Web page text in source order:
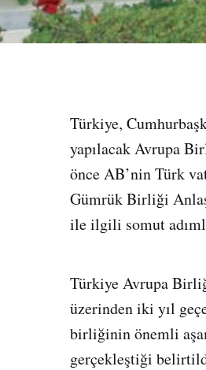
Türkiye,
yapılacak Avrupa
önce AB’nin Türk
Gümrük Birliği
ile ilgili somut
Türkiye Avrupa
üzerinden iki yıl
birliğinin önemli
gerçekleştiği